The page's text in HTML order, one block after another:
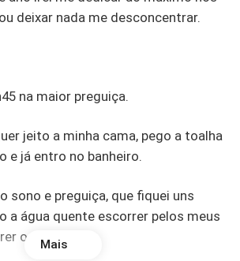
deixar nada me desconcentrar.
na maior preguiça.
jeito a minha cama, pego a toalha
e já entro no banheiro.
sono e preguiça, que fiquei uns
a água quente escorrer pelos meus
o meu corpo.
Mais